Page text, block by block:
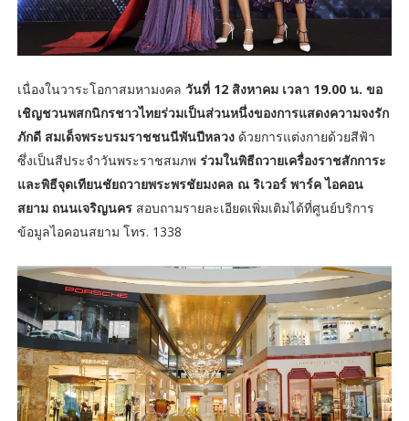
เนื่องในวาระโอกาสมหามงคล วันที่ 12 สิงหาคม เวลา 19.00 น. ขอ
เชิญชวนพสกนิกรชาวไทยร่วมเป็นส่วนหนึ่งของการแสดงความจงรัก
ภักดี สมเด็จพระบรมราชชนนีพันปีหลวงด้วยการแต่งกายด้วยสีฟ้า
ซึ่งเป็นสีประจำวันพระราชสมภพ ร่วมในพิธีถวายเครื่องราชสักการะ
และพิธีจุดเทียนชัยถวายพระพรชัยมงคล ณ ริเวอร์ พาร์ค ไอคอน
สยาม ถนนเจริญนคร สอบถามรายละเอียดเพิ่มเติมได้ที่ศูนย์บริการ
ข้อมูลไอคอนสยาม โทร. 1338